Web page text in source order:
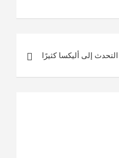
إلى أليكسا كثيرًا